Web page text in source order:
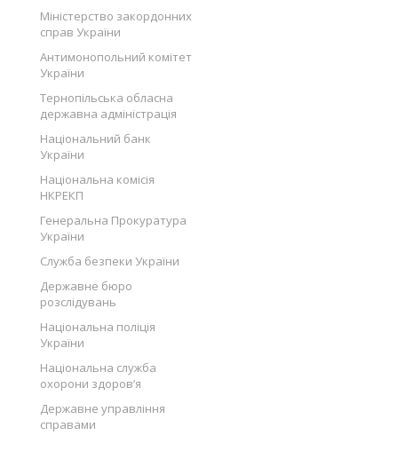
Міністерство закордонних
справ України
Антимонопольний комітет
України
Тернопільська обласна
державна адміністрація
Національний банк
України
Національна комісія
НКРЕКП
Генеральна Прокуратура
України
Служба безпеки України
Державне бюро
розслідувань
Національна поліція
України
Національна служба
охорони здоров’я
Державне управління
справами